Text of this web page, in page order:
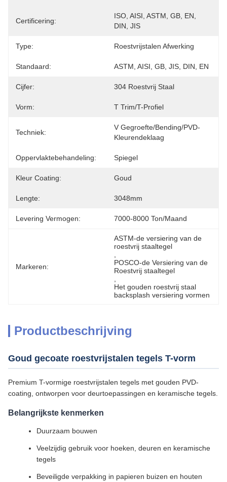
Certificering:
ISO, AISI, ASTM, GB, EN,
DIN, JIS
Type: Roestvrijstalen Afwerking
Standaard: ASTM, AISI, GB, JIS, DIN, EN
Cijfer: 304 Roestvrij Staal
Vorm: T Trim/T-Profiel
Techniek:
V Gegroefte/Bending/PVD-
Kleurendeklaag
Oppervlaktebehandeling: Spiegel
Kleur Coating: Goud
Lengte: 3048mm
Levering Vermogen: 7000-8000 Ton/maand
Markeren:
ASTM-de versiering van de
roestvrij staaltegel
POSCO-de Versiering van de
Roestvrij staaltegel
Het gouden roestvrij staal
backsplash versiering vormen
Productbeschrijving
Goud gecoate roestvrijstalen tegels T-vorm
Premium T-vormige roestvrijstalen tegels met gouden PVD-
coating, ontworpen voor deurtoepassingen en keramische tegels.
Belangrijkste kenmerken
Duurzaam bouwen
Veelzijdig gebruik voor hoeken, deuren en keramische
tegels
Beveiligde verpakking in papieren buizen en houten